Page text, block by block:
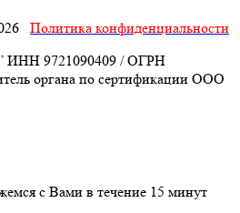
Политика конфиденциальности
9721090409 / ОГРН
органа по сертификации ООО
с Вами в течение 15 минут